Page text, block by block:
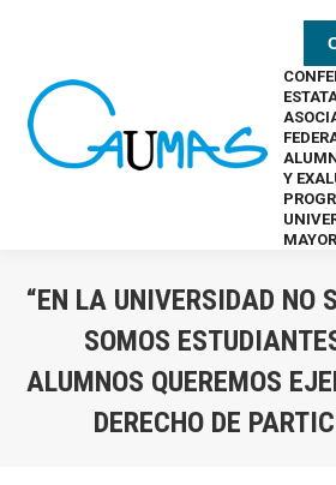
Y
“EN LA UNIVERSIDAD NO
SOMOS
ALUMNOS QUEREMOS
DERECHO DE